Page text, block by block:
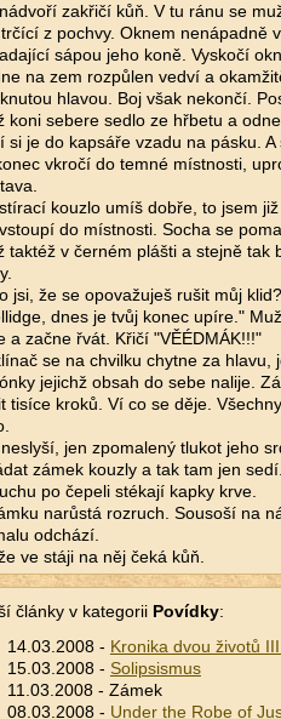
zakřičí kůň. V tu ránu se
z pochvy. Oknem nenápadně
sápou jeho koně. Vyskočí
na zem rozpůlen vedví a
hlavou. Boj však nekončí.
koni sebere sedlo ze hřbetu a
si je do kapsáře vzadu na pásku.
vkročí do temné místnosti,
kouzlo umíš dobře, to jsem
do místnosti. Socha se
taktéž v černém plášti a stejně tak
jsi, že se opovažuješ rušit můj
dnes je tvůj konec upíre."
a začne řvát. Křičí "VĚÉDMÁK!!!"
se na chvilku chytne za
jejichž obsah do sebe nalije.
tisíce kroků. Ví co se děje.
jen zpomalený tlukot jeho
zámek kouzly a tak tam jen
po čepeli stékají kapky krve.
narůstá rozruch. Sousoší na
odchází.
ve stáji na něj čeká kůň.
články v kategorii Povídky:
14.03.2008 - Kronika dvou životů III.
15.03.2008 - Solipsismus
11.03.2008 - Zámek
08.03.2008 - Under the Robe of